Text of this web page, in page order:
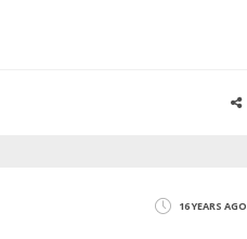
16 YEARS AGO